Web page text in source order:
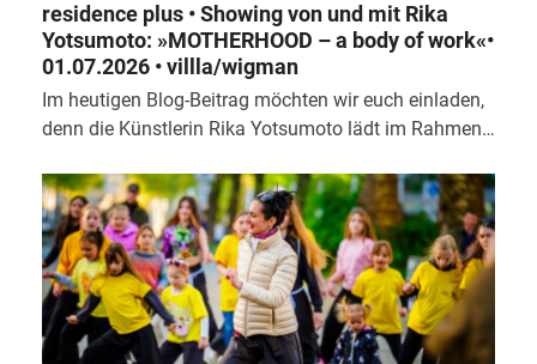
residence plus • Showing von und mit Rika
Yotsumoto: »MOTHERHOOD – a body of work«•
01.07.2026 • villla/wigman
Im heutigen Blog-Beitrag möchten wir euch einladen,
denn die Künstlerin Rika Yotsumoto lädt im Rahmen…